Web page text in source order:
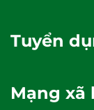
Tuyển
Mạng xã